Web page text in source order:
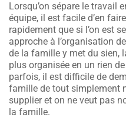
Lorsqu’on sépare le travail
équipe, il est facile d’en
rapidement que si l’on est
approche à l’organisation
de la famille y met du sien,
plus organisée en un rien
parfois, il est difficile de
famille de tout simplement
supplier et on ne veut pas
la famille.